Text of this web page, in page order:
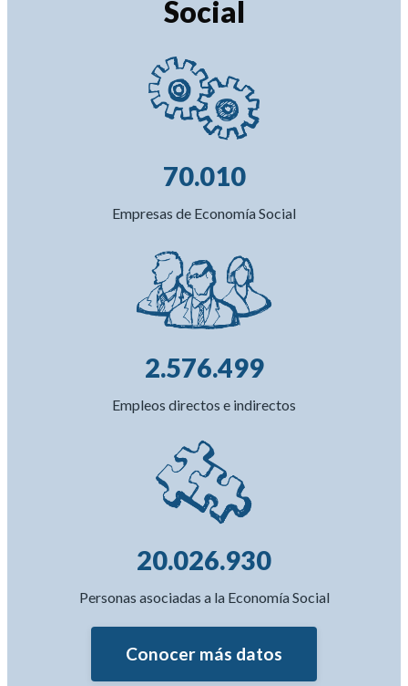
Social
70.010
Empresas de Economía Social
2.576.499
Empleos directos e indirectos
20.026.930
Personas asociadas a la Economía Social
Conocer más datos